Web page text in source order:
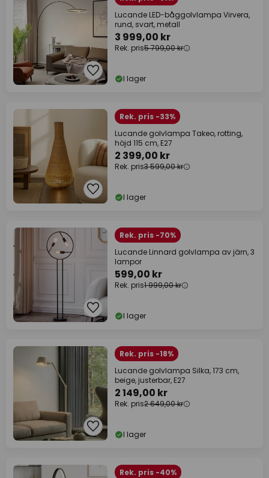
Lucande LED-båggolvlampa Virvera,
rund, svart, metall
3 999,00 kr
Rek. pris5 799,00 kr
I lager
Rek. pris -33%
Lucande golvlampa Takeo, rotting,
höjd 115 cm, E27
2 399,00 kr
Rek. pris3 599,00 kr
I lager
Rek. pris -70%
Lucande Linnard golvlampa av järn, 3
lampor
599,00 kr
Rek. pris1 999,00 kr
I lager
Rek. pris -18%
Lucande golvlampa Silka, 173 cm,
beige, justerbar, E27
2 149,00 kr
Rek. pris2 649,00 kr
I lager
Rek. pris -40%